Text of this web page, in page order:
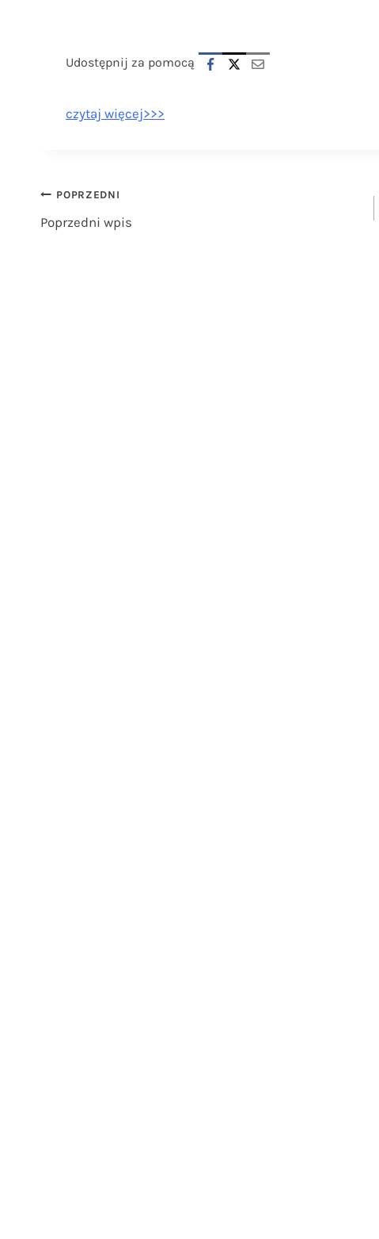
Udostępnij za pomocą
czytaj więcej>>>
Nawigacja
POPRZEDNI
Poprzedni wpis